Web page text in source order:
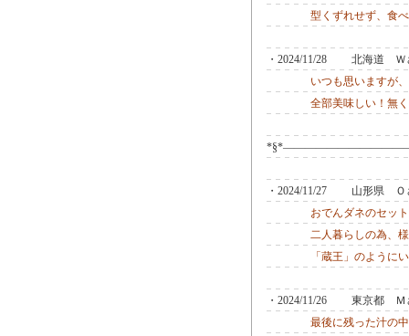
型くずれせず、食
・2024/11/28 北海道 Ｗ
いつも思いますが
全部美味しい！無
・2024/11/27 山形県 Ｏ
おでんダネのセッ
二人暮らしの為、
「蔵王」のように
・2024/11/26 東京都 Ｍ
最後に残った汁の